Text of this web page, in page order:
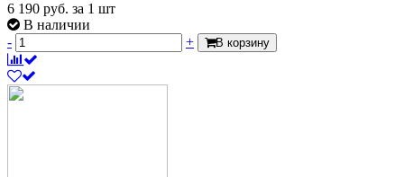
6 190 руб. за 1 шт
В наличии
-
+ В корзину